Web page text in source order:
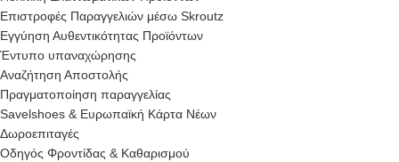
Επιστροφές Παραγγελιών μέσω Skroutz
Εγγύηση Αυθεντικότητας Προϊόντων
Έντυπο υπαναχώρησης
Αναζήτηση Αποστολής
Πραγματοποίηση παραγγελίας
Savelshoes & Ευρωπαϊκή Κάρτα Νέων
Δωροεπιταγές
Οδηγός Φροντίδας & Καθαρισμού